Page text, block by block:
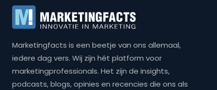
Marketingfacts is een beetje van ons allemaal,
iedere dag vers. Wij zijn hét platform voor
marketingprofessionals. Het zijn de insights,
podcasts, blogs, opinies en recencies die ons als